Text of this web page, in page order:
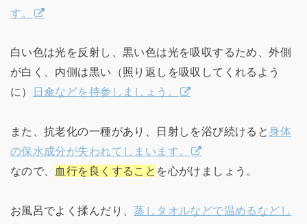
す。
白い色は光を反射し、黒い色は光を吸収するため、外側
が白く、内側は黒い（照り返しを吸収してくれるよう
に）
日傘などを持参しましょう。
また、抗老化の一種があり、日射しを浴び続けると身体
の保水成分が失われてしまいます。
なので、 血行を良くすること を心がけましょう。
お風呂でよく揉んだり、蒸しタオルなどで温めるなどし